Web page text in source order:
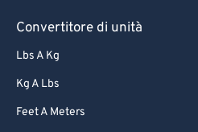
Convertitore di unità
Lbs A Kg
Kg A Lbs
Feet A Meters